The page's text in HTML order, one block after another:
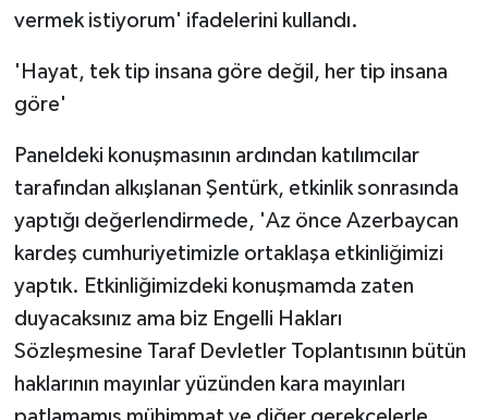
vermek istiyorum' ifadelerini kullandı.
'Hayat, tek tip insana göre değil, her tip insana
göre'
Paneldeki konuşmasının ardından katılımcılar
tarafından alkışlanan Şentürk, etkinlik sonrasında
yaptığı değerlendirmede, 'Az önce Azerbaycan
kardeş cumhuriyetimizle ortaklaşa etkinliğimizi
yaptık. Etkinliğimizdeki konuşmamda zaten
duyacaksınız ama biz Engelli Hakları
Sözleşmesine Taraf Devletler Toplantısının bütün
haklarının mayınlar yüzünden kara mayınları